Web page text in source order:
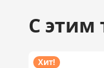
С этим
Хит!